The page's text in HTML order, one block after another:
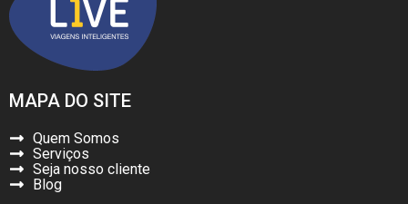
MAPA DO SITE
Quem Somos
Serviços
Seja nosso cliente
Blog